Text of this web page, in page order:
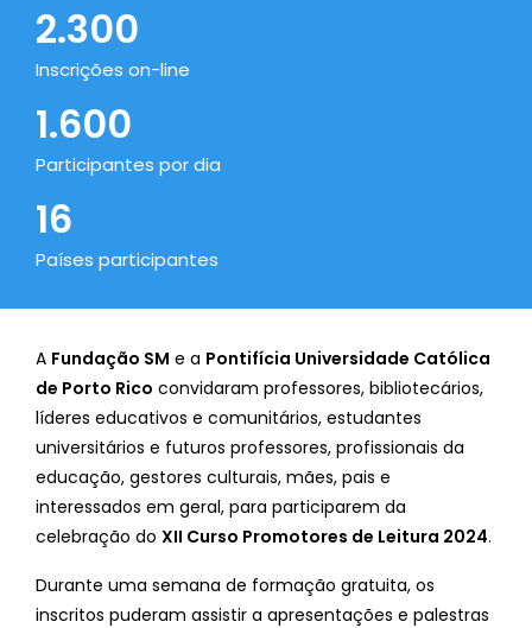
2.300
Inscrições on-line
1.600
Participantes por dia
16
Países participantes
A Fundação SM e a Pontifícia Universidade Católica
de Porto Rico convidaram professores, bibliotecários,
líderes educativos e comunitários, estudantes
universitários e futuros professores, profissionais da
educação, gestores culturais, mães, pais e
interessados ​​em geral, para participarem da
celebração do XII Curso Promotores de Leitura 2024.
Durante uma semana de formação gratuita, os
inscritos puderam assistir a apresentações e palestras